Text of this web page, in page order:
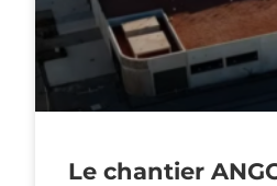
Le chantier